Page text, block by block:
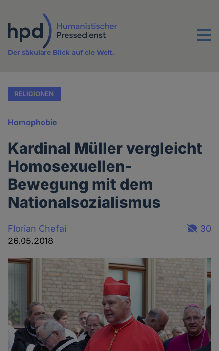
Inhalt
Menu
Der säkulare Blick auf die Welt.
RELIGIONEN
Homophobie
Kardinal Müller vergleicht
Homosexuellen-
Bewegung mit dem
Nationalsozialismus
Florian Chefai
26.05.2018
30